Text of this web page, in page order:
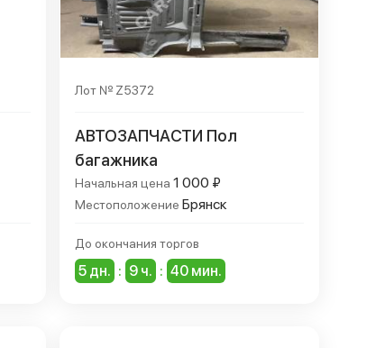
Лот № Z5372
АВТОЗАПЧАСТИ Пол
багажника
Начальная цена 1 000 ₽
Местоположение Брянск
До окончания торгов
5 дн. : 9 ч. : 40 мин.